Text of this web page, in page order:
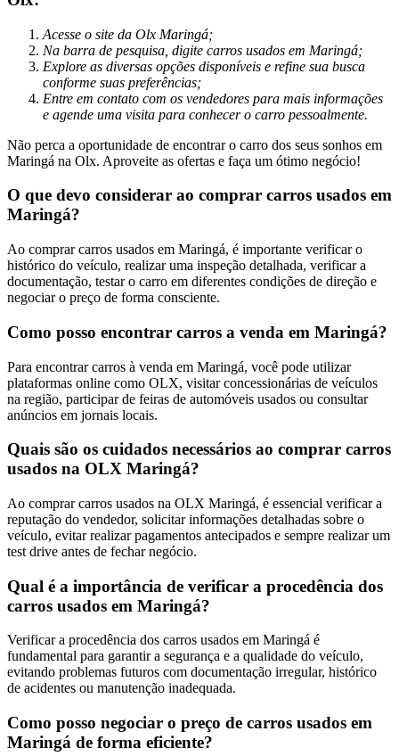
Acesse o site da Olx Maringá;
Na barra de pesquisa, digite carros usados em Maringá;
Explore as diversas opções disponíveis e refine sua busca
conforme suas preferências;
Entre em contato com os vendedores para mais informações
e agende uma visita para conhecer o carro pessoalmente.
Não perca a oportunidade de encontrar o carro dos seus sonhos em
Maringá na Olx. Aproveite as ofertas e faça um ótimo negócio!
O que devo considerar ao comprar carros usados em
Maringá?
Ao comprar carros usados em Maringá, é importante verificar o
histórico do veículo, realizar uma inspeção detalhada, verificar a
documentação, testar o carro em diferentes condições de direção e
negociar o preço de forma consciente.
Como posso encontrar carros a venda em Maringá?
Para encontrar carros à venda em Maringá, você pode utilizar
plataformas online como OLX, visitar concessionárias de veículos
na região, participar de feiras de automóveis usados ou consultar
anúncios em jornais locais.
Quais são os cuidados necessários ao comprar carros
usados na OLX Maringá?
Ao comprar carros usados na OLX Maringá, é essencial verificar a
reputação do vendedor, solicitar informações detalhadas sobre o
veículo, evitar realizar pagamentos antecipados e sempre realizar um
test drive antes de fechar negócio.
Qual é a importância de verificar a procedência dos
carros usados em Maringá?
Verificar a procedência dos carros usados em Maringá é
fundamental para garantir a segurança e a qualidade do veículo,
evitando problemas futuros com documentação irregular, histórico
de acidentes ou manutenção inadequada.
Como posso negociar o preço de carros usados em
Maringá de forma eficiente?